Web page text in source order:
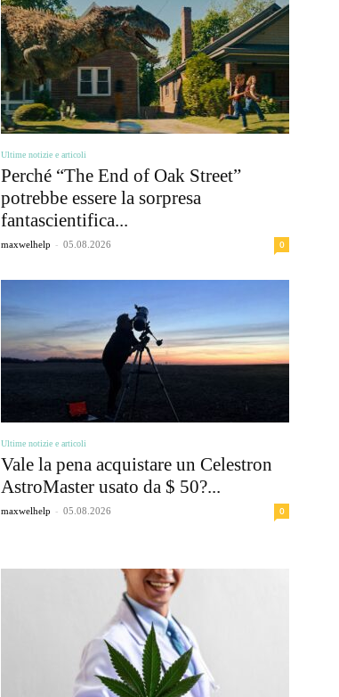
sull
Esplorazione
e
Biologia
Ultime notizie e articoli
Perché “The End of Oak Street”
potrebbe essere la sorpresa
fantascientifica...
maxwelhelp - 05.08.2026 0
Ultime notizie e articoli
Vale la pena acquistare un Celestron
AstroMaster usato da $ 50?...
maxwelhelp - 05.08.2026 0